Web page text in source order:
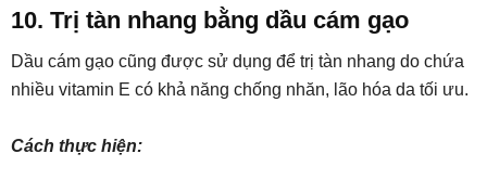
10. Trị tàn nhang bằng dầu cám gạo
Dầu cám gạo cũng được sử dụng để trị tàn nhang do chứa
nhiều vitamin E có khả năng chống nhăn, lão hóa da tối ưu.
Cách thực hiện: